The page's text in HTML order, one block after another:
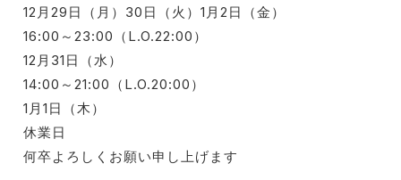
12月29日（月）30日（火）1月2日（金）
16:00～23:00（L.O.22:00）
12月31日（水）
14:00～21:00（L.O.20:00）
1月1日（木）
休業日
何卒よろしくお願い申し上げます